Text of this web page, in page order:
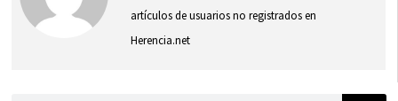
artículos de usuarios no registrados en
Herencia.net